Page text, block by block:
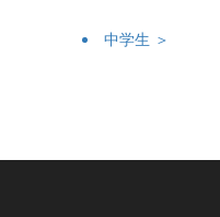
中学生 ＞